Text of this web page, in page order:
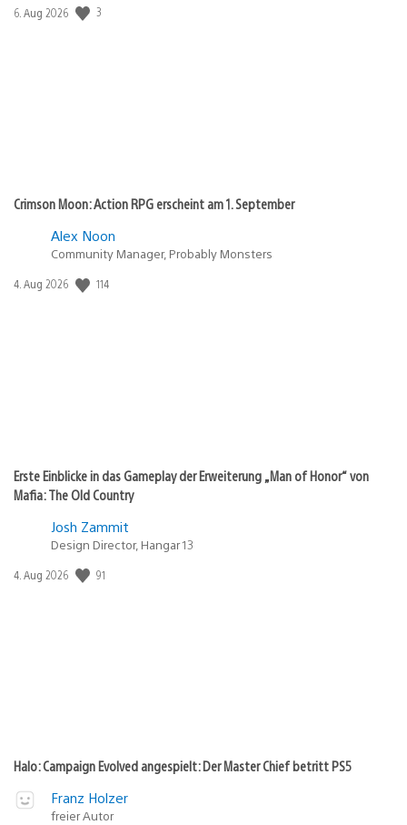
Veröffentlichungsdatum:
6. Aug 2026 3
Crimson Moon: Action RPG erscheint am 1. September
Alex Noon
Community Manager, Probably Monsters
Veröffentlichungsdatum:
4. Aug 2026 114
Erste Einblicke in das Gameplay der Erweiterung „Man of Honor“ von
Mafia: The Old Country
Josh Zammit
Design Director, Hangar 13
Veröffentlichungsdatum:
4. Aug 2026 91
Halo: Campaign Evolved angespielt: Der Master Chief betritt PS5
Franz Holzer
freier Autor